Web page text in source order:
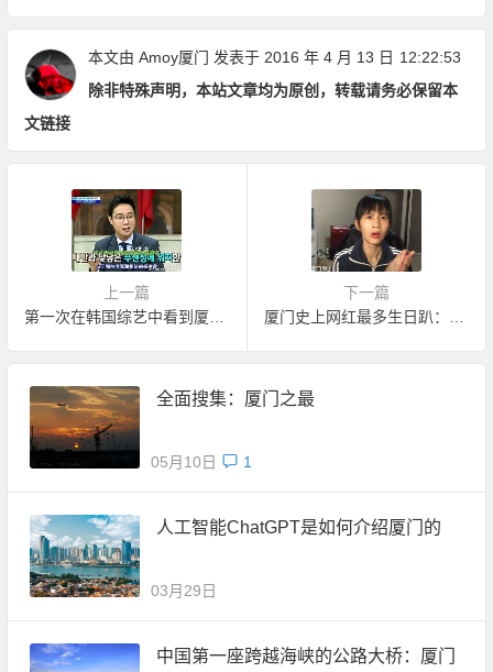
（持续更新中）
本文由 Amoy厦门 发表于 2016 年 4 月 13 日 12:22:53
除非特殊声明，本站文章均为原创，转载请务必保留本
文链接
上一篇
第一次在韩国综艺中看到厦门，心情有点妙耶
下一篇
全面搜集：厦门之最
05月10日 1
人工智能ChatGPT是如何介绍厦门的
03月29日
中国第一座跨越海峡的公路大桥：厦门